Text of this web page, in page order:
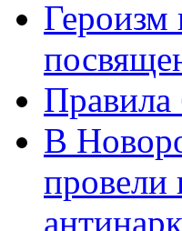
Героизм
Правила
В
провели